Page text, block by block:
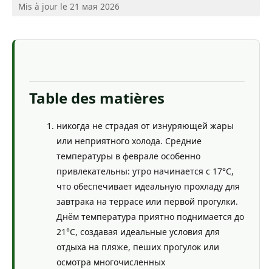
Mis à jour le 21 мая 2026
Table des matières
никогда не страдая от изнуряющей жары
или неприятного холода. Средние
температуры в феврале особенно
привлекательны: утро начинается с 17°C,
что обеспечивает идеальную прохладу для
завтрака на террасе или первой прогулки.
Днём температура приятно поднимается до
21°C, создавая идеальные условия для
отдыха на пляже, пеших прогулок или
осмотра многочисленных